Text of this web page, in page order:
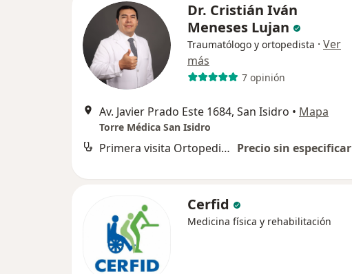
Dr. Cristián Iván
Meneses Lujan
Traumatólogo y ortopedista · Ver
más
7 opinión
Av. Javier Prado Este 1684, San Isidro • Mapa
Torre Médica San Isidro
Primera visita Ortopedia y Traumatología Precio sin especificar
Cerfid
Medicina física y rehabilitación